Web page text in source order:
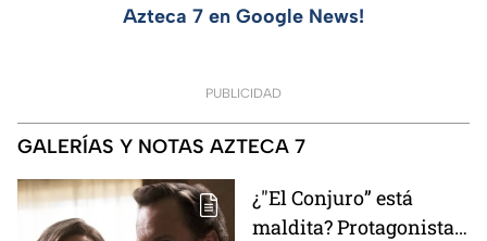
Azteca 7 en Google News!
PUBLICIDAD
GALERÍAS Y NOTAS AZTECA 7
¿"El Conjuro” está
maldita? Protagonista